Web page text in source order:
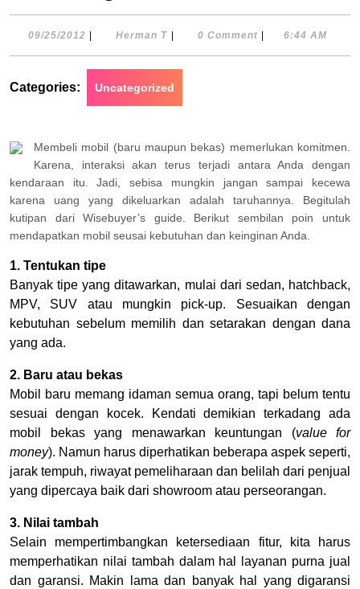
09/25/2012 09/25/2012Herman THerman0 Comment 6:44 AM
Categories: Uncategorized
Membeli mobil (baru maupun bekas) memerlukan komitmen.
Karena, interaksi akan terus terjadi antara Anda dengan
kendaraan itu. Jadi, sebisa mungkin jangan sampai kecewa
karena uang yang dikeluarkan adalah taruhannya. Begitulah
kutipan dari Wisebuyer’s guide. Berikut sembilan poin untuk
mendapatkan mobil seusai kebutuhan dan keinginan Anda.
1. Tentukan tipe
Banyak tipe yang ditawarkan, mulai dari sedan, hatchback,
MPV, SUV atau mungkin pick-up. Sesuaikan dengan
kebutuhan sebelum memilih dan setarakan dengan dana
yang ada.
2. Baru atau bekas
Mobil baru memang idaman semua orang, tapi belum tentu
sesuai dengan kocek. Kendati demikian terkadang ada
mobil bekas yang menawarkan keuntungan (value for
money). Namun harus diperhatikan beberapa aspek seperti,
jarak tempuh, riwayat pemeliharaan dan belilah dari penjual
yang dipercaya baik dari showroom atau perseorangan.
3. Nilai tambah
Selain mempertimbangkan ketersediaan fitur, kita harus
memperhatikan nilai tambah dalam hal layanan purna jual
dan garansi. Makin lama dan banyak hal yang digaransi